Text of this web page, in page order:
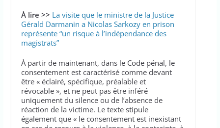
À lire >> La visite que le ministre de la Justice
Gérald Darmanin a Nicolas Sarkozy en prison
représente “un risque à l’indépendance des
magistrats”
À partir de maintenant, dans le Code pénal, le
consentement est caractérisé comme devant
être « éclairé, spécifique, préalable et
révocable », et ne peut pas être inféré
uniquement du silence ou de l’absence de
réaction de la victime. Le texte stipule
également que « le consentement est inexistant